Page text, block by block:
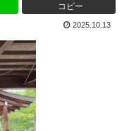
コピー
2025.10.13